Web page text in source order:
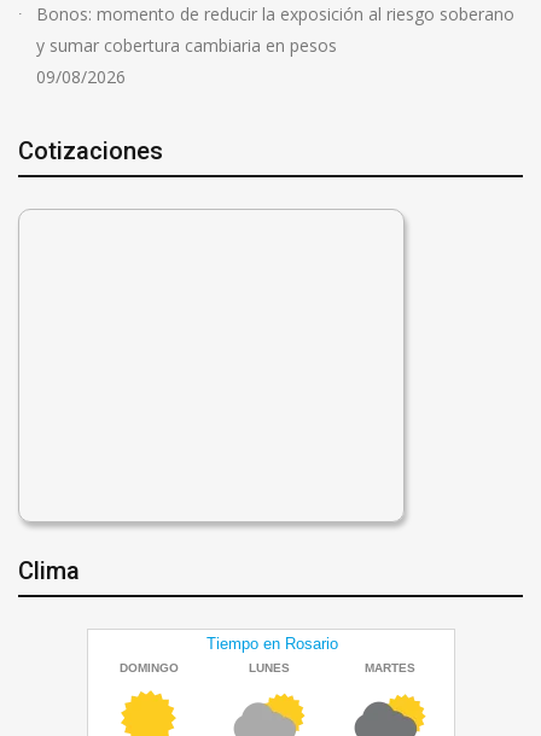
Bonos: momento de reducir la exposición al riesgo soberano
y sumar cobertura cambiaria en pesos
09/08/2026
Cotizaciones
Clima